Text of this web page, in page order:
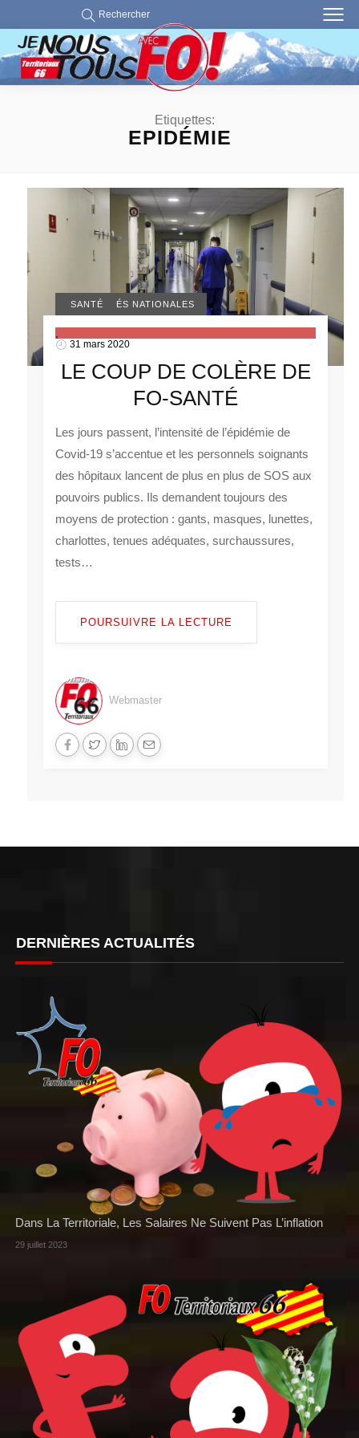
Rechercher
Etiquettes:
EPIDÉMIE
ACTUALITÉS NATIONALES
SANTÉ
31 mars 2020
LE COUP DE COLÈRE DE
FO-SANTÉ
Les jours passent, l’intensité de l’épidémie de
Covid-19 s’accentue et les personnels soignants
des hôpitaux lancent de plus en plus de SOS aux
pouvoirs publics. Ils demandent toujours des
moyens de protection : gants, masques, lunettes,
charlottes, tenues adéquates, surchaussures,
tests…
POURSUIVRE LA LECTURE
Webmaster
DERNIÈRES ACTUALITÉS
Dans La Territoriale, Les Salaires Ne Suivent Pas L’inflation
29 juillet 2023